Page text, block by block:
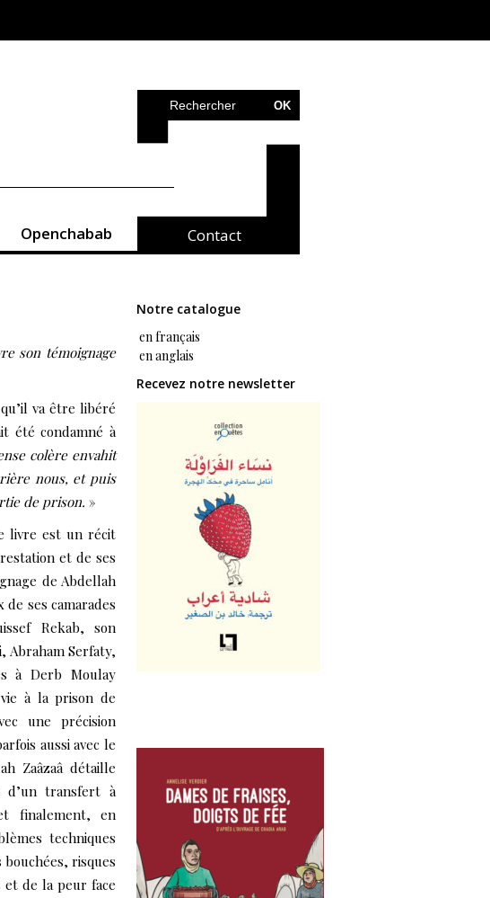
Openchabab Contact
son témoignage
va être libéré
été condamné à
colère envahit
nous, et puis
de prison. »
livre est un récit
et de ses
de Abdellah
de ses camarades
Rekab, son
Abraham Serfaty,
à Derb Moulay
à la prison de
une précision
aussi avec le
Zaâzaâ détaille
d’un transfert à
finalement, en
techniques
bouchées, risques
et de la peur face
Notre catalogue
en français
en anglais
Recevez notre newsletter